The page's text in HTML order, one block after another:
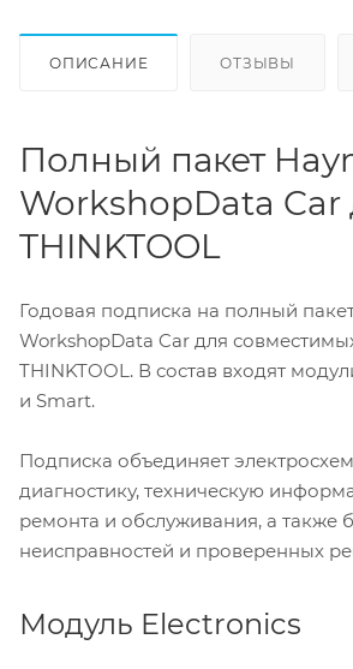
ОПИСАНИЕ ОТЗЫВЫ
Полный пакет
WorkshopData Car
THINKTOOL
Годовая подписка на полный
WorkshopData Car для
THINKTOOL. В состав входят
и Smart.
Подписка объединяет
диагностику, техническую
ремонта и обслуживания, а также
неисправностей и проверенных
Модуль Electronics